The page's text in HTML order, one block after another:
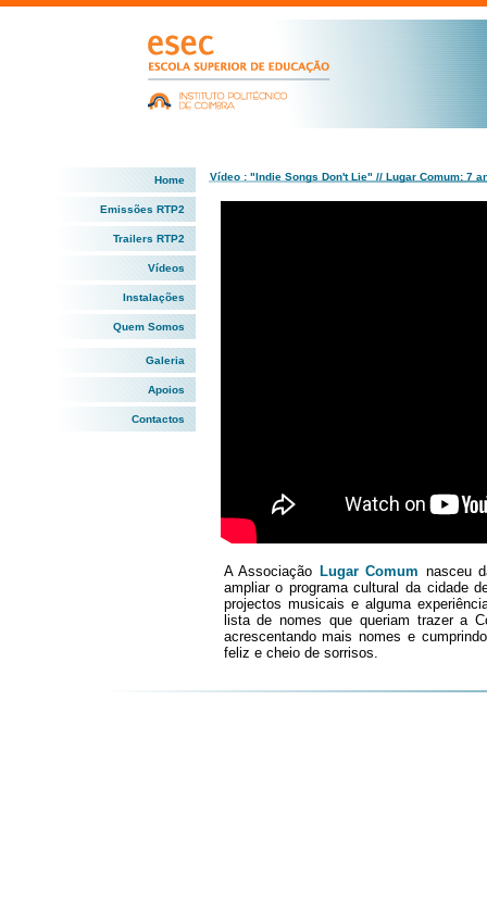
Home
Emissões RTP2
Trailers RTP2
Vídeos
Instalações
Quem Somos
Galeria
Apoios
Contactos
Vídeo : "Indie Songs Don't Lie" // Lugar Comum: 7
AAssociação Lugar Comum nasceu
ampliar o programa cultural da cidade
projectos musicais e alguma
lista de nomes que queriam trazera
acrescentando mais nomes e
feliz e cheio de sorrisos.